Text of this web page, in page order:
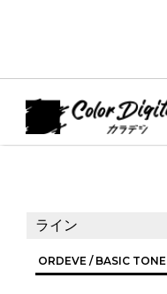
ライン
ORDEVE / BASIC TONE
fAP